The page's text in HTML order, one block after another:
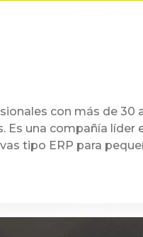
con más de 30
Es una compañía
tipo ERP para